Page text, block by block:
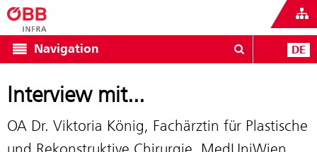
Navigation DE
Interview mit...
OA Dr. Viktoria König, Fachärztin für Plastische